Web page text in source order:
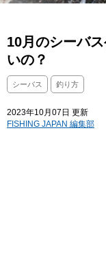
10月のシーバ
いの？
シーバス 釣り方
2023年10月07日 更新
FISHING JAPAN 編集部